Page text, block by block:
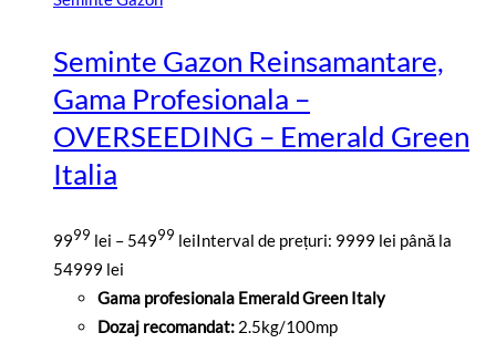
Seminte Gazon Reinsamantare,
Gama Profesionala –
OVERSEEDING – Emerald Green
Italia
9999 lei – 54999 leiInterval de prețuri: 9999 lei până la
54999 lei
Gama profesionala Emerald Green Italy
Dozaj recomandat: 2.5kg/100mp